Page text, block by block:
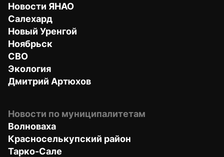
Новости ЯНАО
Салехард
Новый Уренгой
Ноябрьск
СВО
Экология
Дмитрий Артюхов
Новости по муниципалитетам
Волноваха
Красноселькупский район
Тарко-Сале